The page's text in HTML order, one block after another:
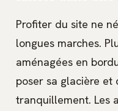
Profiter du site ne
longues marches.
aménagées en
poser sa glacière et
tranquillement. Les